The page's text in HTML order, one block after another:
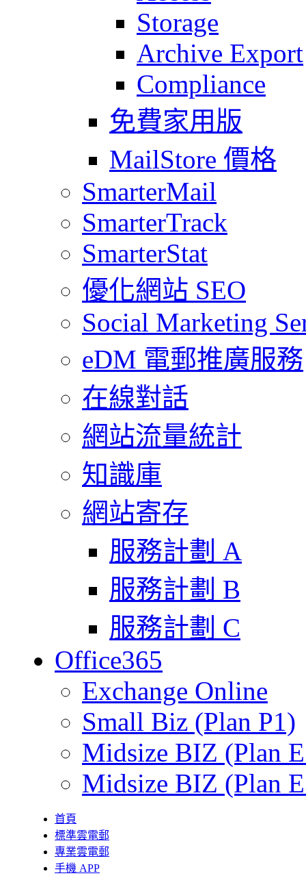
Storage
Archive Export
Compliance
免費家用版
MailStore 價格
SmarterMail
SmarterTrack
SmarterStat
優化網站 SEO
Social Marketing
eDM 電郵推廣服務
在線對話
網站流量統計
知識庫
網站寄存
服務計劃 A
服務計劃 B
服務計劃 C
Office365
Exchange Online
Small Biz (Plan P1)
Midsize BIZ (Plan
Midsize BIZ (Plan
首頁
標準雲電郵
專業雲電郵
手機 APP